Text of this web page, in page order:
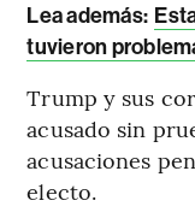
Lea además:
tuvieron
Trump y sus
acusado sin
acusaciones
electo.